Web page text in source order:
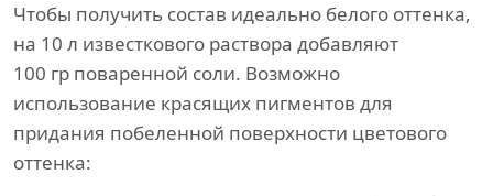
Чтобы получить состав идеально белого оттенка,
на 10 л известкового раствора добавляют
100 гр поваренной соли. Возможно
использование красящих пигментов для
придания побеленной поверхности цветового
оттенка: